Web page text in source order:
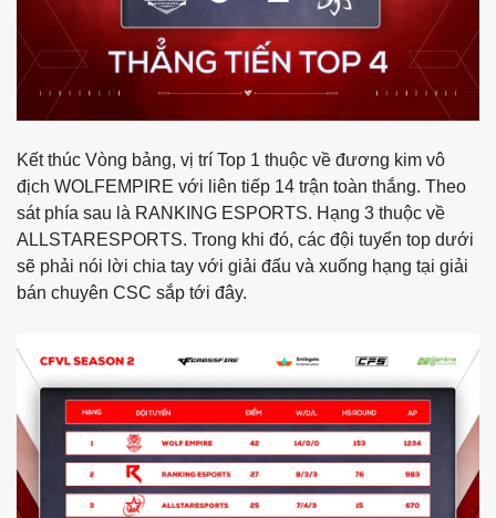
Kết thúc Vòng bảng, vị trí Top 1 thuộc về đương kim vô
địch WOLFEMPIRE với liên tiếp 14 trận toàn thắng. Theo
sát phía sau là RANKING ESPORTS. Hạng 3 thuộc về
ALLSTARESPORTS. Trong khi đó, các đội tuyển top dưới
sẽ phải nói lời chia tay với giải đấu và xuống hạng tại giải
bán chuyên CSC sắp tới đây.